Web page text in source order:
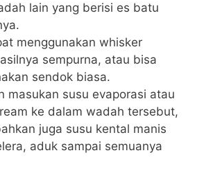
lain yang berisi es batu
menggunakan whisker
sempurna, atau bisa
sendok biasa.
masukan susu evaporasi atau
ke dalam wadah tersebut,
juga susu kental manis
aduk sampai semuanya